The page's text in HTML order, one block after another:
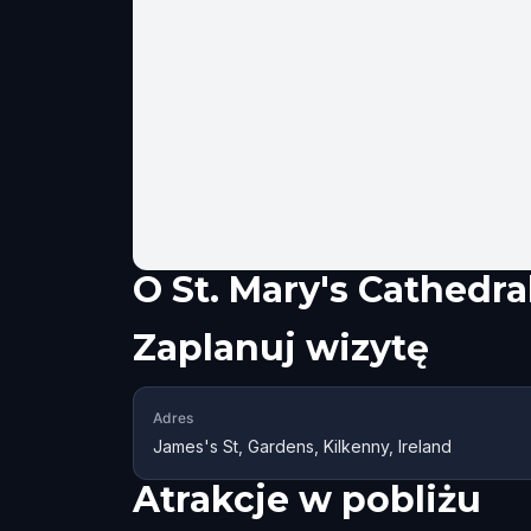
O St. Mary's
Zaplanuj wizytę
Adres
James's St, Gardens, Kilkenny, Ireland
Atrakcje w pobliżu